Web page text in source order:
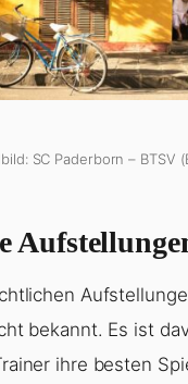
SC Paderborn – BTSV
bekannt. Es ist
ihre besten